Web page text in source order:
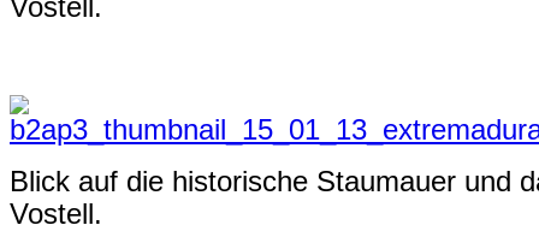
Vostell.
Blick auf die historische Staumauer und
Vostell.